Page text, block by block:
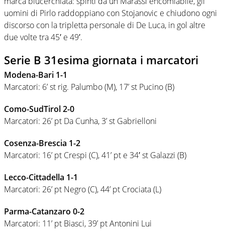
uomini di Pirlo raddoppiano con Stojanovic e chiudono ogni
discorso con la tripletta personale di De Luca, in gol altre
due volte tra 45′ e 49′.
Serie B 31esima giornata i marcatori
Modena-Bari 1-1
Marcatori: 6’ st rig. Palumbo (M), 17’ st Pucino (B)
Como-SudTirol 2-0
Marcatori: 26’ pt Da Cunha, 3’ st Gabrielloni
Cosenza-Brescia 1-2
Marcatori: 16’ pt Crespi (C), 41’ pt e 34′ st Galazzi (B)
Lecco-Cittadella 1-1
Marcatori: 26’ pt Negro (C), 44’ pt Crociata (L)
Parma-Catanzaro 0-2
Marcatori: 11’ pt Biasci, 39’ pt Antonini Lui